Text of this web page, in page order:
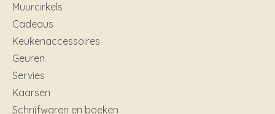
Muurcirkels
Cadeaus
Keukenaccessoires
Geuren
Servies
Kaarsen
Schrijfwaren en boeken